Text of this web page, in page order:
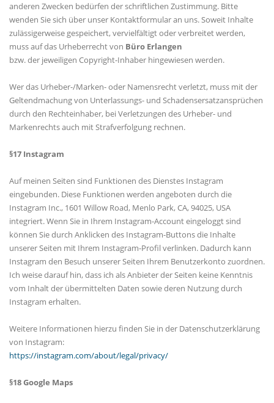
anderen Zwecken bedürfen der schriftlichen Zustimmung. Bitte
wenden Sie sich über unser Kontaktformular an uns. Soweit Inhalte
zulässigerweise gespeichert, vervielfältigt oder verbreitet werden,
muss auf das Urheberrecht von Büro Erlangen
bzw. der jeweiligen Copyright-Inhaber hingewiesen werden.
Wer das Urheber-/Marken- oder Namensrecht verletzt, muss mit der
Geltendmachung von Unterlassungs- und Schadensersatzansprüchen
durch den Rechteinhaber, bei Verletzungen des Urheber- und
Markenrechts auch mit Strafverfolgung rechnen.
§17 Instagram
Auf meinen Seiten sind Funktionen des Dienstes Instagram
eingebunden. Diese Funktionen werden angeboten durch die
Instagram Inc., 1601 Willow Road, Menlo Park, CA, 94025, USA
integriert. Wenn Sie in Ihrem Instagram-Account eingeloggt sind
können Sie durch Anklicken des Instagram-Buttons die Inhalte
unserer Seiten mit Ihrem Instagram-Profil verlinken. Dadurch kann
Instagram den Besuch unserer Seiten Ihrem Benutzerkonto zuordnen.
Ich weise darauf hin, dass ich als Anbieter der Seiten keine Kenntnis
vom Inhalt der übermittelten Daten sowie deren Nutzung durch
Instagram erhalten.
Weitere Informationen hierzu finden Sie in der Datenschutzerklärung
von Instagram:
https://instagram.com/about/legal/privacy/
§18 Google Maps